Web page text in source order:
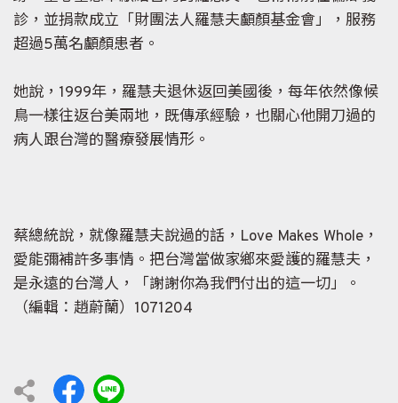
診，並捐款成立「財團法人羅慧夫顱顏基金會」，服務
超過5萬名顱顏患者。
她說，1999年，羅慧夫退休返回美國後，每年依然像候
鳥一樣往返台美兩地，既傳承經驗，也關心他開刀過的
病人跟台灣的醫療發展情形。
蔡總統說，就像羅慧夫說過的話，Love Makes Whole，
愛能彌補許多事情。把台灣當做家鄉來愛護的羅慧夫，
是永遠的台灣人，「謝謝你為我們付出的這一切」。
（編輯：趙蔚蘭）1071204